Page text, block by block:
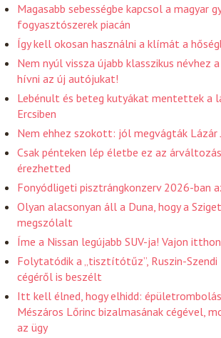
Magasabb sebességbe kapcsol a magyar
fogyasztószerek piacán
Így kell okosan használni a klímát a
Nem nyúl vissza újabb klasszikus névhez
hívni az új autójukat!
Lebénult és beteg kutyákat mentettek a
Ercsiben
Nem ehhez szokott: jól megvágták Lázár
Csak pénteken lép életbe ez az
érezhetted
Fonyódligeti pisztrángkonzerv 2026-ban
Olyan alacsonyan áll a Duna, hogy a
megszólalt
Íme a Nissan legújabb SUV-ja! Vajon
Folytatódik a „tisztítótűz”, Ruszin-Szendi
cégéről is beszélt
Itt kell élned, hogy elhidd:
Mészáros Lőrinc bizalmasának cégével,
az ügy